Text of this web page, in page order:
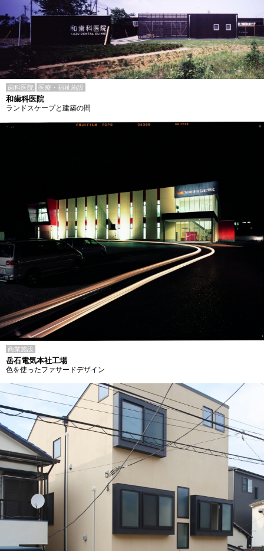
歯科医院 医療・福祉施設
和歯科医院
ランドスケープと建築の間
商業施設
岳石電気本社工場
色を使ったファサードデザイン